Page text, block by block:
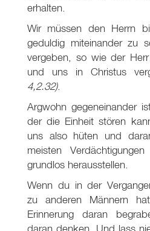
erhalten.
Wir müssen den Herrn
geduldig miteinander zu
vergeben, so wie der
und uns in Christus
4,2.32).
Argwohn gegeneinander
der die Einheit stören
uns also hüten und
meisten
grundlos herausstellen.
Wenn du in der
zu anderen Männern
Erinnerung daran
daran denken. Und lass